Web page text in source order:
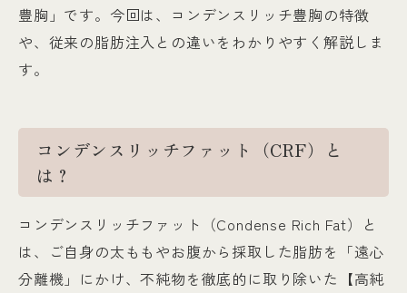
豊胸」です。今回は、コンデンスリッチ豊胸の特徴
や、従来の脂肪注入との違いをわかりやすく解説しま
す。
コンデンスリッチファット（CRF）と
は？
コンデンスリッチファット（Condense Rich Fat）と
は、ご自身の太ももやお腹から採取した脂肪を「遠心
分離機」にかけ、不純物を徹底的に取り除いた【高純